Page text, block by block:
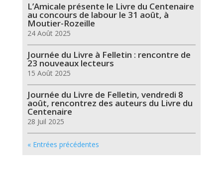
L’Amicale présente le Livre du Centenaire
au concours de labour le 31 août, à
Moutier-Rozeille
24 Août 2025
Journée du Livre à Felletin : rencontre de
23 nouveaux lecteurs
15 Août 2025
Journée du Livre de Felletin, vendredi 8
août, rencontrez des auteurs du Livre du
Centenaire
28 Juil 2025
« Entrées précédentes